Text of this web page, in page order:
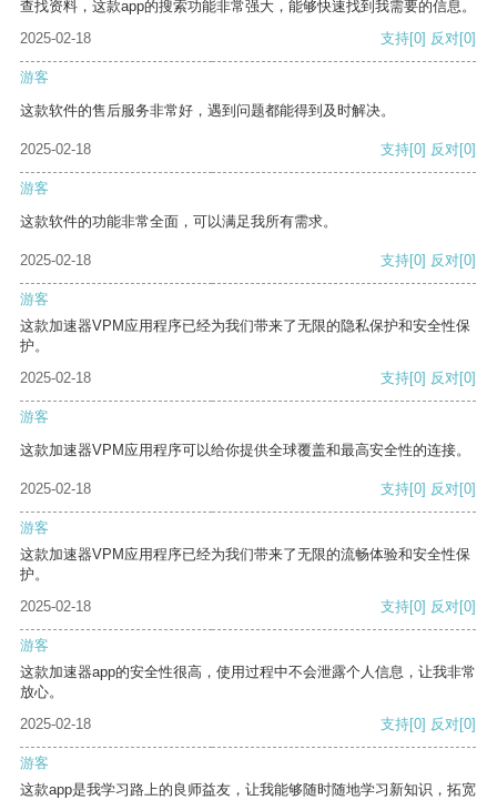
查找资料，这款app的搜索功能非常强大，能够快速找到我需要的信息。
2025-02-18
支持[0] 反对[0]
游客
这款软件的售后服务非常好，遇到问题都能得到及时解决。
2025-02-18 支持[0] 反对[0]
游客
这款软件的功能非常全面，可以满足我所有需求。
2025-02-18 支持[0] 反对[0]
游客
这款加速器VPM应用程序已经为我们带来了无限的隐私保护和安全性保
护。
2025-02-18
支持[0] 反对[0]
游客
这款加速器VPM应用程序可以给你提供全球覆盖和最高安全性的连接。
2025-02-18 支持[0] 反对[0]
游客
这款加速器VPM应用程序已经为我们带来了无限的流畅体验和安全性保
护。
2025-02-18
支持[0] 反对[0]
游客
这款加速器app的安全性很高，使用过程中不会泄露个人信息，让我非常
放心。
2025-02-18
支持[0] 反对[0]
游客
这款app是我学习路上的良师益友，让我能够随时随地学习新知识，拓宽